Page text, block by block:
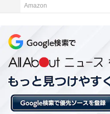
「草津温泉 ホテル一井
と2つの源泉が魅力
Amazon